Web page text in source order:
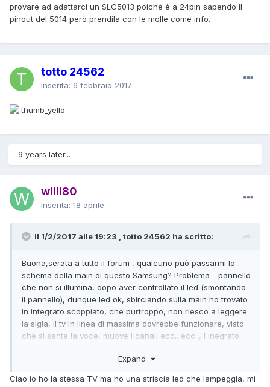
provare ad adattarci un SLC5013 poichè è a 24pin sapendo il
pinout del 5014 però prendila con le molle come info.
totto 24562
Inserita: 6 febbraio 2017
9 years later...
willi80
Inserita: 18 aprile
Il 1/2/2017 alle 19:23 , totto 24562 ha scritto:
Buona,serata a tutto il forum , qualcuno può passarmi lo
schema della main di questo Samsung? Problema - pannello
che non si illumina, dopo aver controllato il led (smontando
il pannello), dunque led ok, sbirciando sulla main ho trovato
in integrato scoppiato, che purtroppo, non riesco a leggere
la sigla, il tv in linea di massima dovrebbe funzionare, visto
che si sente la voce, muove i canali ecc.. ecc.., l'inegrato
Expand
Ciao io ho la stessa TV ma ho una striscia led che lampeggia, mi